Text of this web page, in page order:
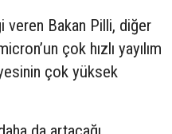
veren Bakan Pilli, diğer
çok hızlı yayılım
çok yüksek